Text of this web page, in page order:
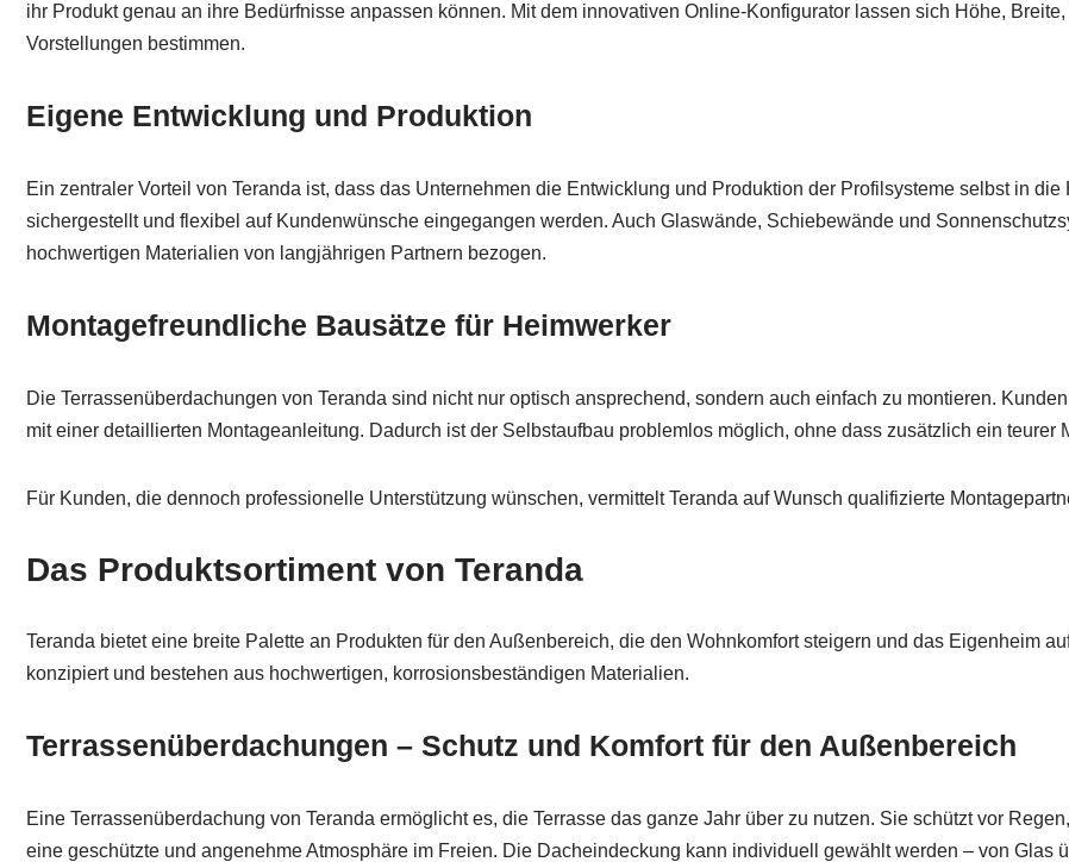
ihr Produkt genau an ihre Bedürfnisse anpassen können. Mit dem innovativen Online-Konfigurator lassen sich Höhe,
Vorstellungen bestimmen.
Eigene Entwicklung und Produktion
Ein zentraler Vorteil von Teranda ist, dass das Unternehmen die Entwicklung und Produktion der Profilsysteme selbst in
sichergestellt und flexibel auf Kundenwünsche eingegangen werden. Auch Glaswände, Schiebewände und
hochwertigen Materialien von langjährigen Partnern bezogen.
Montagefreundliche Bausätze für Heimwerker
Die Terrassenüberdachungen von Teranda sind nicht nur optisch ansprechend, sondern auch einfach zu montieren.
mit einer detaillierten Montageanleitung. Dadurch ist der Selbstaufbau problemlos möglich, ohne dass zusätzlich ein teurer
Für Kunden, die dennoch professionelle Unterstützung wünschen, vermittelt Teranda auf Wunsch qualifizierte
Das Produktsortiment von Teranda
Teranda bietet eine breite Palette an Produkten für den Außenbereich, die den Wohnkomfort steigern und das Eigenheim
konzipiert und bestehen aus hochwertigen, korrosionsbeständigen Materialien.
Terrassenüberdachungen – Schutz und Komfort für den Außenbereich
Eine Terrassenüberdachung von Teranda ermöglicht es, die Terrasse das ganze Jahr über zu nutzen. Sie schützt vor
eine geschützte und angenehme Atmosphäre im Freien. Die Dacheindeckung kann individuell gewählt werden – von